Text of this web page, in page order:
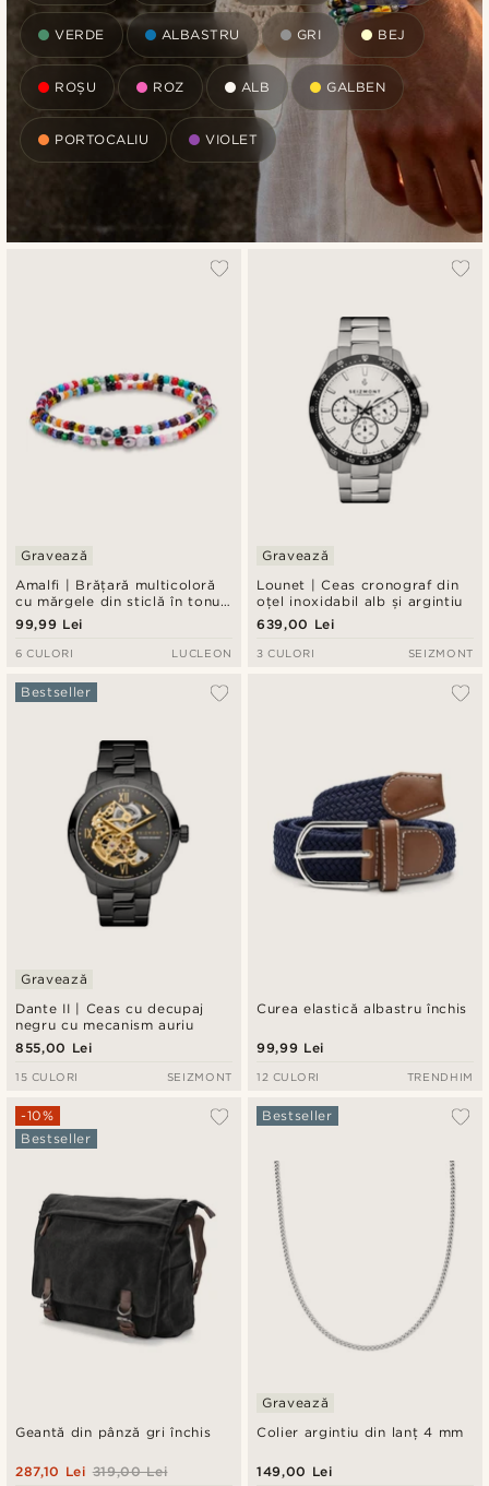
Amalfi | Brățară multicoloră
cu mărgele din sticlă în tonuri
deschise
Gravează
99,99 Lei
6 CULORI LUCLEON
Lounet | Ceas cronograf din
oțel inoxidabil alb și argintiu
Gravează
639,00 Lei
3 CULORI SEIZMONT
Dante II | Ceas cu decupaj
negru cu mecanism auriu
Bestseller
Gravează
855,00 Lei
15 CULORI SEIZMONT
Curea elastică albastru închis
99,99 Lei
12 CULORI TRENDHIM
Geantă din pânză gri închis
-10%
Bestseller
319,00 Lei
287,10 Lei
Colier argintiu din lanț 4 mm
Bestseller
Gravează
149,00 Lei
VERDE ALBASTRU GRI BEJ
ROȘU ROZ ALB GALBEN
PORTOCALIU VIOLET